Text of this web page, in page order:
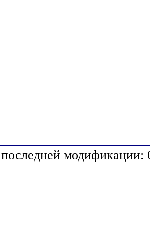
модификации: